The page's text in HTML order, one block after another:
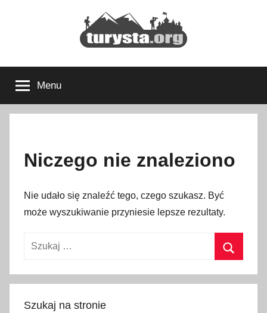
Turysta.org
podróżniczy
i
portal
Menu
Niczego nie znaleziono
Nie udało się znaleźć tego, czego szukasz. Być
może wyszukiwanie przyniesie lepsze rezultaty.
Szukaj:
Szukaj na stronie